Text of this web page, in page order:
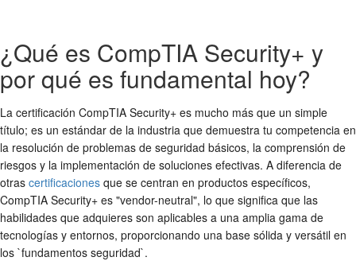
¿Qué es CompTIA Security+ y
por qué es fundamental hoy?
La certificación CompTIA Security+ es mucho más que un simple
título; es un estándar de la industria que demuestra tu competencia en
la resolución de problemas de seguridad básicos, la comprensión de
riesgos y la implementación de soluciones efectivas. A diferencia de
otras certificaciones que se centran en productos específicos,
CompTIA Security+ es "vendor-neutral", lo que significa que las
habilidades que adquieres son aplicables a una amplia gama de
tecnologías y entornos, proporcionando una base sólida y versátil en
los `fundamentos seguridad`.